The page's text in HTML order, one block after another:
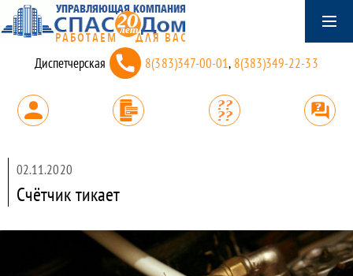
Диспетчерская 8(383)347-00-01, 8(383)349-22-33
02.11.2020
Счётчик тикает